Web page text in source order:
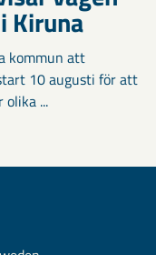
Kiruna
kommun att
10 augusti för att
...